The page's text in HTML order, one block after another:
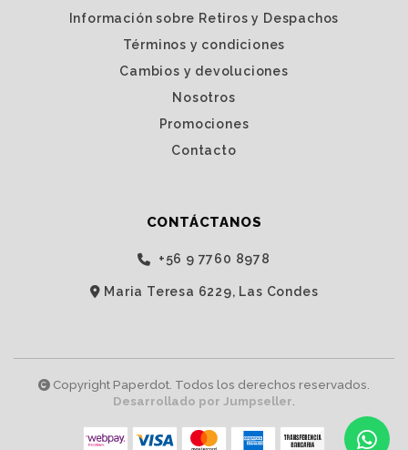
Información sobre Retiros y Despachos
Términos y condiciones
Cambios y devoluciones
Nosotros
Promociones
Contacto
CONTÁCTANOS
‭+56 9 7760 8978‬
Maria Teresa 6229, Las Condes
Copyright Paperdot. Todos los derechos reservados.
Desarrollado por Jumpseller